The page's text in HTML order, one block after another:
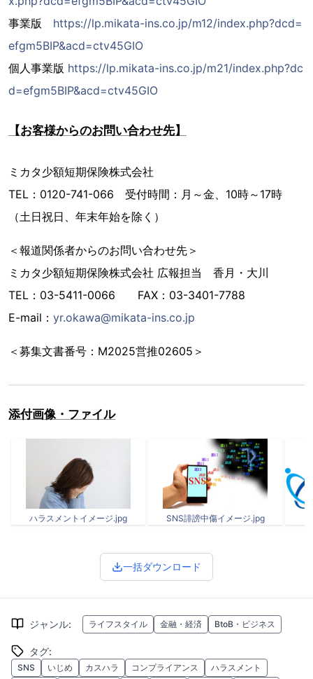
事業版 https://lp.mikata-ins.co.jp/m12/index.php?dcd=
efgm5BIP&acd=ctv45GIO
個人事業版 https://lp.mikata-ins.co.jp/m21/index.php?dc
d=efgm5BIP&acd=ctv45GIO
【お客様からのお問い合わせ先】
ミカタ少額短期保険株式会社
TEL：0120-741-066 受付時間：月～金、10時～17時
（土日祝日、年末年始を除く）
＜報道関係者からのお問い合わせ先＞
ミカタ少額短期保険株式会社 広報担当 香月・大川
TEL：03-5411-0066 FAX：03-3401-7788
E-mail： yr.okawa@mikata-ins.co.jp
＜募集文書番号：M2025営推02605＞
添付画像・ファイル
ハラスメントイメージ.jpg SNS誹謗中傷イメージ.jpg
一括ダウンロード
ジャンル: ライフスタイル 金融・経済 BtoB・ビジネス
タグ:
SNS いじめ カスハラ コンプライアンス
ハラスメント